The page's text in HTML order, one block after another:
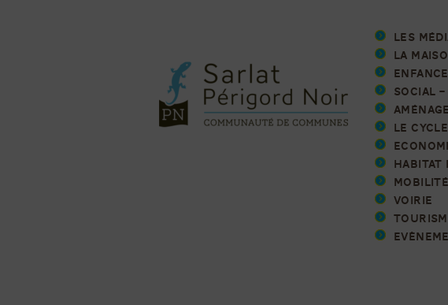
LES
LA
SOCIAL –
LE
HABITAT
VOIRIE